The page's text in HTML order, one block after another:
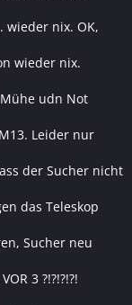
wieder nix. OK,
wieder nix.
udn Not
Leider nur
der Sucher nicht
das Teleskop
Sucher neu
3 ?!?!?!?!